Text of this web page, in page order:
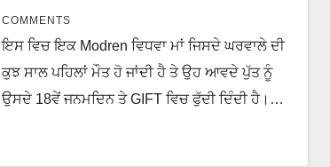
COMMENTS
ਇਸ ਵਿਚ ਇਕ Modren ਵਿਧਵਾ ਮਾਂ ਜਿਸਦੇ ਘਰਵਾਲੇ ਦੀ
ਕੁਝ ਸਾਲ ਪਹਿਲਾਂ ਮੌਤ ਹੋ ਜਾਂਦੀ ਹੈ ਤੇ ਉਹ ਆਵਦੇ ਪੁੱਤ ਨੂੰ
ਉਸਦੇ 18ਵੇਂ ਜਨਮਦਿਨ ਤੇ GIFT ਵਿਚ ਫੁੱਦੀ ਦਿੰਦੀ ਹੈ।…